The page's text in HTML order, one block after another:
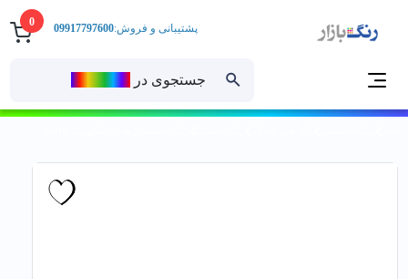
0
جستجوی در
پشتیبانی و فروش:09917797600